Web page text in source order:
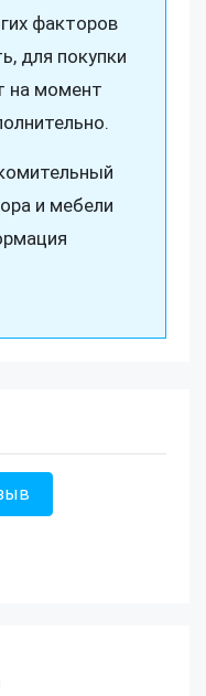
факторов
для покупки
на момент
и мебели